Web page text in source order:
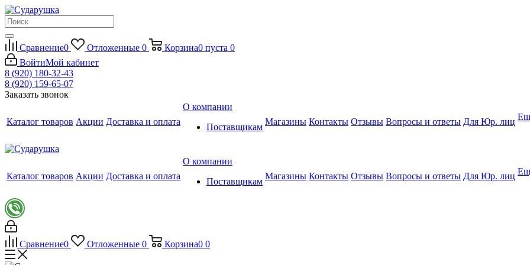
Сравнение0 Отложенные 0 Корзина0 пуста 0
ВойтиМой кабинет
8 (920) 180-32-43
8 (920) 159-65-07
Заказать звонок
Каталог товаров Акции Доставка и оплата
О компании
Поставщикам
Магазины Контакты Отзывы Вопросы и ответы Для Юр. лиц
Каталог товаров Акции Доставка и оплата
О компании
Поставщикам
Магазины Контакты Отзывы Вопросы и ответы Для Юр. лиц
Сравнение0 Отложенные 0 Корзина0 0